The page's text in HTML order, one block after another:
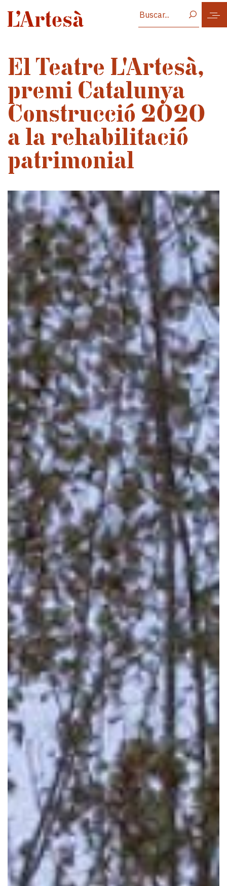
El Teatre L'Artesà,
premi Catalunya
Construcció 2020
a la rehabilitació
patrimonial